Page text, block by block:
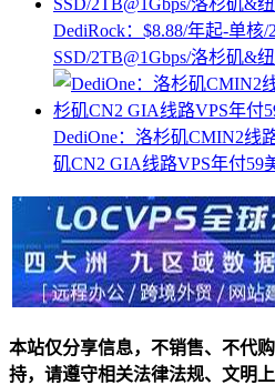
DediRock：$8.88/年起-单核/
SSD/2TB@1Gbps/洛杉矶&
DediOne：洛杉矶CMIN2线
矶CN2 GIA线路VPS年付59
本站仅分享信息，不销售、不代
持，请遵守相关法律法规、文明上